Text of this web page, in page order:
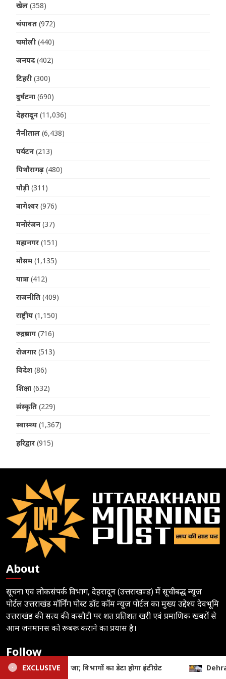
खेल (358)
चंपावत (972)
चमोली (440)
जनपद (402)
टिहरी (300)
दुर्घटना (690)
देहरादून (11,036)
नैनीताल (6,438)
पर्यटन (213)
पिथौरागढ़ (480)
पौड़ी (311)
बागेश्वर (976)
मनोरंजन (37)
महानगर (151)
मौसम (1,135)
यात्रा (412)
राजनीति (409)
राष्ट्रीय (1,150)
रुद्रप्रयाग (716)
रोजगार (513)
विदेश (86)
शिक्षा (632)
संस्कृति (229)
स्वास्थ्य (1,367)
हरिद्वार (915)
About
सूचना एवं लोकसंपर्क विभाग, देहरादून (उत्तराखण्ड) में सूचीबद्ध न्यूज़
पोर्टल उत्तराखंड मॉर्निंग पोस्ट डॉट कॉम न्यूज़ पोर्टल का मुख्य उद्देश्य देवभूमि
उत्तराखंड की सत्य की कसौटी पर शत प्रतिशत खरी एवं प्रमाणिक खबरों से
आम जनमानस को रूबरू कराने का प्रयास है।
Follow
Subscribe to notifications
EXCLUSIVE
Dehradun Accident: सड़क हादसे में BTech छात्रा की मौत, बेकाबू